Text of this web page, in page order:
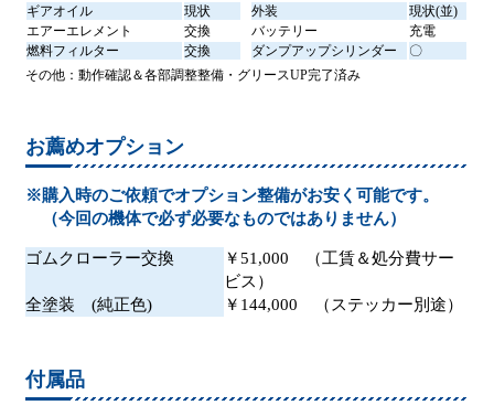
ギアオイル
現状 外装
現状(並)
エアーエレメント
交換 バッテリー
充電
燃料フィルター
交換 ダンプアップシリンダー
〇
その他：動作確認＆各部調整整備・グリースUP完了済み
お薦めオプション
※購入時のご依頼でオプション整備がお安く可能です。
（今回の機体で必ず必要なものではありません）
ゴムクローラー交換
￥51,000 （工賃＆処分費サー
ビス）
全塗装 (純正色)
￥144,000 （ステッカー別途）
付属品